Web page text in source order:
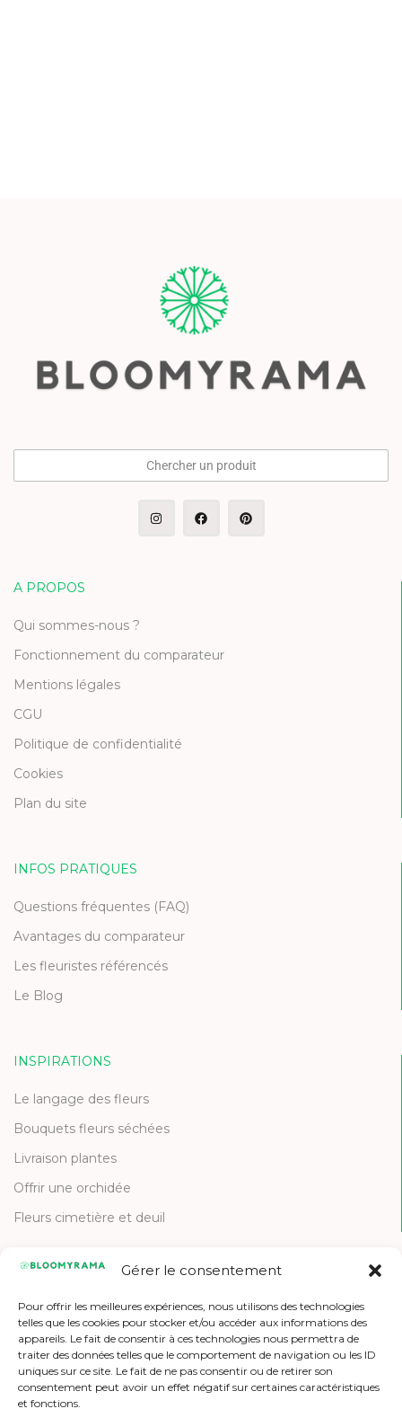
Gérer le consentement
Pour offrir les meilleures expériences, nous utilisons des technologies
telles que les cookies pour stocker et/ou accéder aux informations des
appareils. Le fait de consentir à ces technologies nous permettra de
traiter des données telles que le comportement de navigation ou les ID
uniques sur ce site. Le fait de ne pas consentir ou de retirer son
consentement peut avoir un effet négatif sur certaines caractéristiques
et fonctions.
Chercher un produit
A PROPOS
Qui sommes-nous ?
Fonctionnement du comparateur
Mentions légales
CGU
Politique de confidentialité
Cookies
Plan du site
INFOS PRATIQUES
Questions fréquentes (FAQ)
Avantages du comparateur
Les fleuristes référencés
Le Blog
INSPIRATIONS
Le langage des fleurs
Bouquets fleurs séchées
Livraison plantes
Offrir une orchidée
Fleurs cimetière et deuil
Contactez-nous
Etre référencé
Offres d'emploi